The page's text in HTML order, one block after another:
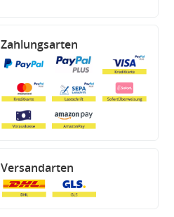
Zahlungsarten
Versandarten